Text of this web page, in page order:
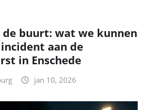
buurt: wat we kunnen
aan de
in Enschede
jan 10, 2026